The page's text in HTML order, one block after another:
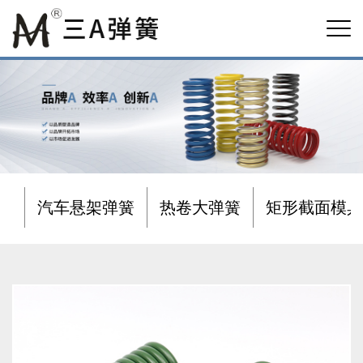
汽车悬架弹簧 热卷大弹簧 矩形截面模